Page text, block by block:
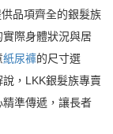
品項齊全的銀髮族
際身體狀況與居
紙尿褲的尺寸選
說，LKK銀髮族專賣
準傳遞，讓長者